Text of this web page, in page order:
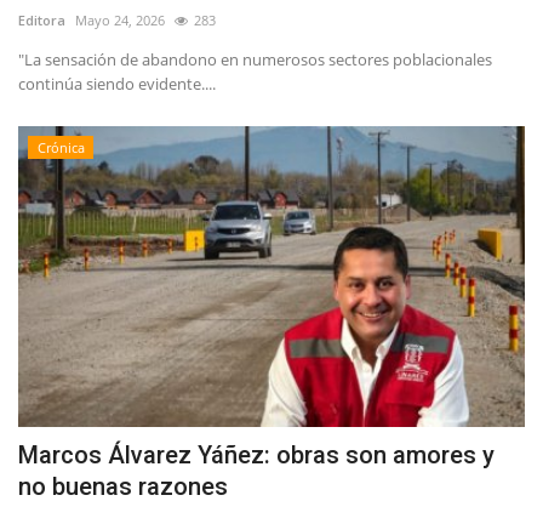
Editora Mayo 24, 2026 283
"La sensación de abandono en numerosos sectores poblacionales
continúa siendo evidente....
Crónica
Marcos Álvarez Yáñez: obras son amores y
no buenas razones